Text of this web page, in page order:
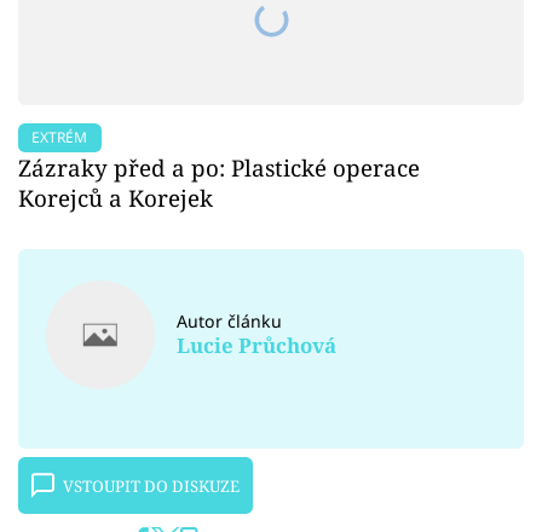
EXTRÉM
Zázraky před a po: Plastické operace
Korejců a Korejek
Autor článku
Lucie Průchová
VSTOUPIT DO DISKUZE